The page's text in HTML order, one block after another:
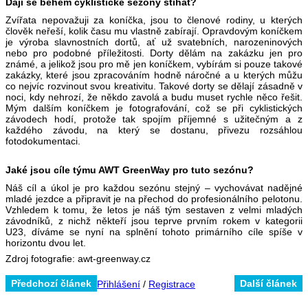
Zvířata nepovažuji za koníčka, jsou to členové rodiny, u kterých
člověk neřeší, kolik času mu vlastně zabírají. Opravdovým koníčkem
je výroba slavnostních dortů, ať už svatebních, narozeninových
nebo pro podobné příležitosti. Dorty dělám na zakázku jen pro
známé, a jelikož jsou pro mě jen koníčkem, vybírám si pouze takové
zakázky, které jsou zpracováním hodně náročné a u kterých můžu
co nejvíc rozvinout svou kreativitu. Takové dorty se dělají zásadně v
noci, kdy nehrozí, že někdo zavolá a budu muset rychle něco řešit.
Mým dalším koníčkem je fotografování, což se při cyklistických
závodech hodí, protože tak spojím příjemné s užitečným a z
každého závodu, na který se dostanu, přivezu rozsáhlou
fotodokumentaci.
Jaké jsou cíle týmu AWT GreenWay pro tuto sezónu?
Náš cíl a úkol je pro každou sezónu stejný – vychovávat nadějné
mladé jezdce a připravit je na přechod do profesionálního pelotonu.
Vzhledem k tomu, že letos je náš tým sestaven z velmi mladých
závodníků, z nichž někteří jsou teprve prvním rokem v kategorii
U23, díváme se nyní na splnění tohoto primárního cíle spíše v
horizontu dvou let.
Zdroj fotografie: awt-greenway.cz
Předchozí článek Další článek
Přihlášení / Registrace